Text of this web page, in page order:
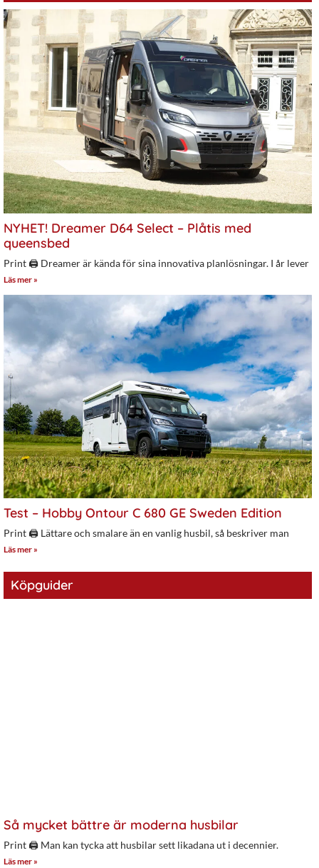
NYHET! Dreamer D64 Select – Plåtis med
queensbed
Print 🖨 Dreamer är kända för sina innovativa planlösningar. I år lever
Läs mer »
Test – Hobby Ontour C 680 GE Sweden Edition
Print 🖨 Lättare och smalare än en vanlig husbil, så beskriver man
Läs mer »
Köpguider
Så mycket bättre är moderna husbilar
Print 🖨 Man kan tycka att husbilar sett likadana ut i decennier.
Läs mer »